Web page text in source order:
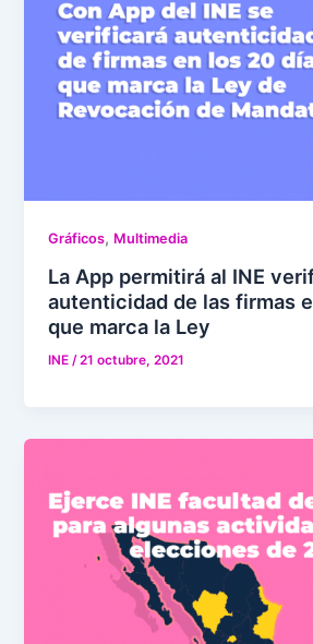
Gráficos, Multimedia
La App permitirá al INE
autenticidad de las firmas
que marca la Ley
INE/21 octubre, 2021